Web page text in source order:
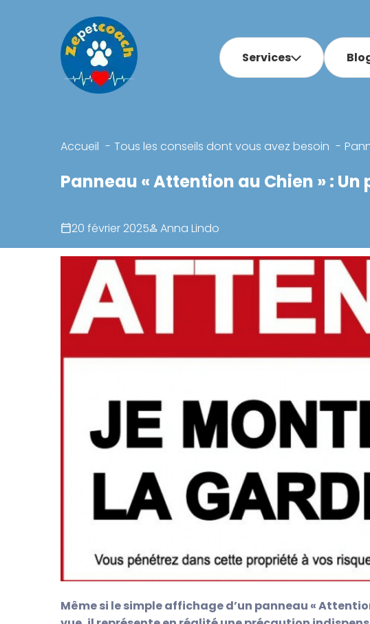
Services
Accueil Tous les conseils dont vous avez besoin
Panneau « Attention au Chien » :
20 février 2025 Anna Lindo
Même si le simple affichage d’un panneau «